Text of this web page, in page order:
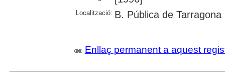
Localització: B. Pública de Tarragona
Enllaç permanent a aquest